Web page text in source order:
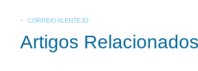
CORREIO ALENTEJO
Artigos Relacionados